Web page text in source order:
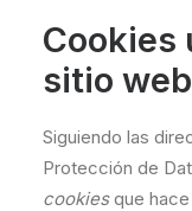
Cookies
sitio web
Siguiendo las
Protección de
cookiesque hace